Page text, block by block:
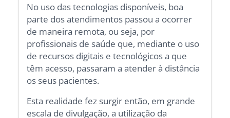
No uso das tecnologias disponíveis, boa
parte dos atendimentos passou a ocorrer
de maneira remota, ou seja, por
profissionais de saúde que, mediante o uso
de recursos digitais e tecnológicos a que
têm acesso, passaram a atender à distância
os seus pacientes.
Esta realidade fez surgir então, em grande
escala de divulgação, a utilização da